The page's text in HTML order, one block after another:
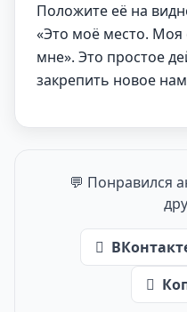
Положите её на
«Это моё место. Моя
мне». Это простое
закрепить новое
💬 Понравился